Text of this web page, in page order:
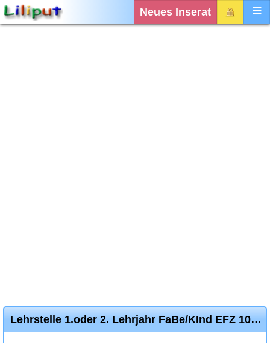
Neues Inserat
Lehrstelle 1.oder 2. Lehrjahr FaBe/KInd EFZ 100% nach Absprache